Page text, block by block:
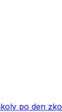
po den